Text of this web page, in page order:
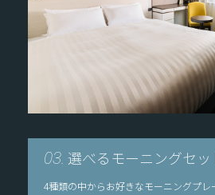
03. 選べるモーニングセッ
4種類の中からお好きなモーニングプレ